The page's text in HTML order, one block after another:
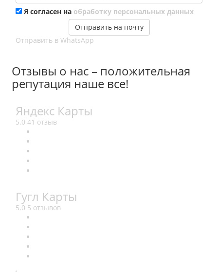
Я согласен на обработку персональных данных
Отправить в WhatsApp
Отзывы о нас – положительная
репутация наше все!
Яндекс Карты
5.0 41 отзыв
Гугл Карты
5.0 5 отзывов